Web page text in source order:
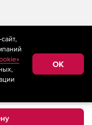
применяются
технологии
сбора,
к
Федерации)
OK